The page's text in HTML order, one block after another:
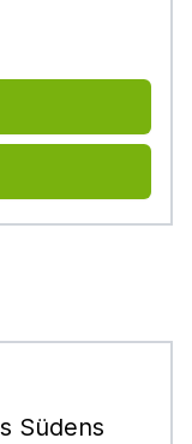
Südens